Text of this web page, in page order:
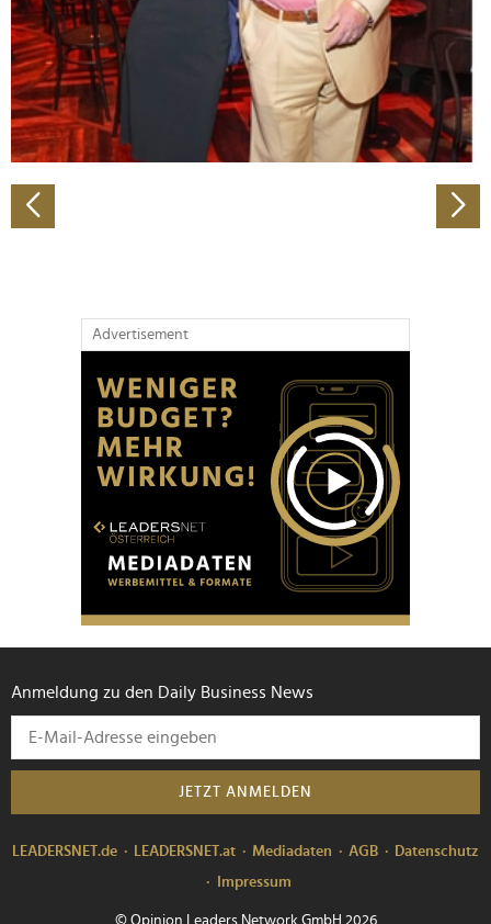
personalisieren, Funktionen für soziale Medien anbieten
zu können und die Zugriffe auf unsere Website zu
analysieren. Außerdem geben wir Informationen zu Ihrer
Verwendung unserer Website an unsere Partner für
soziale Medien, Werbung und Analysen weiter. Unsere
Partner führen diese Informationen möglicherweise mit
haben oder die sie im Rahmen Ihrer Nutzung der Dienste
gesammelt haben.
Advertisement
Anmeldung zu den Daily Business News
JETZT ANMELDEN
LEADERSNET.de LEADERSNET.at Mediadaten AGB
Datenschutz
Impressum